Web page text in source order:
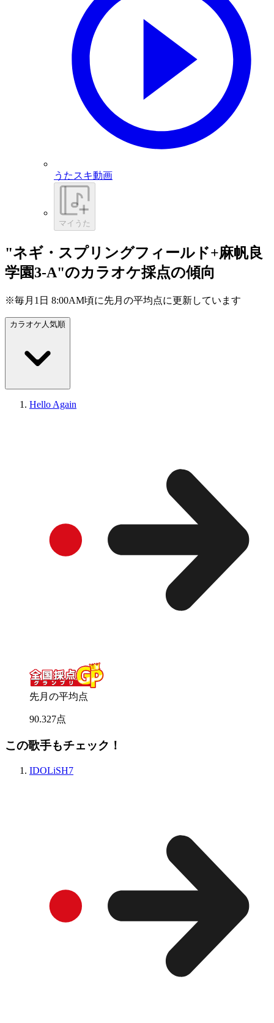
うたスキ動画
マイうた
"ネギ・スプリングフィールド+麻帆良
学園3-A"のカラオケ採点の傾向
※毎月1日 8:00AM頃に先月の平均点に更新しています
カラオケ人気順
Hello Again
先月の平均点
90.327点
この歌手もチェック！
IDOLiSH7